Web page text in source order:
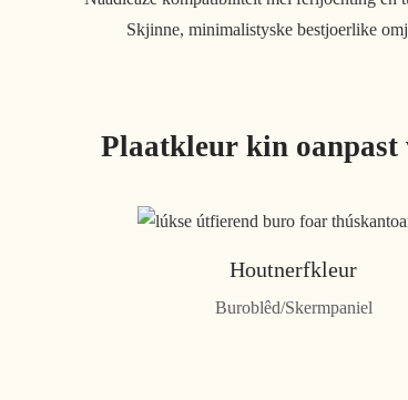
Skjinne, minimalistyske bestjoerlike
Plaatkleur kin oanpast
Houtnerfkleur
Buroblêd/Skermpaniel